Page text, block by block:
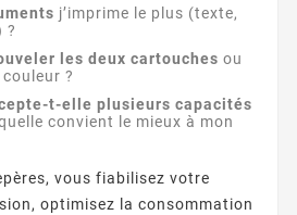
j’imprime le plus (texte,
?
les deux cartouches ou
?
t-elle plusieurs capacités
convient le mieux à mon
vous fiabilisez votre
optimisez la consommation